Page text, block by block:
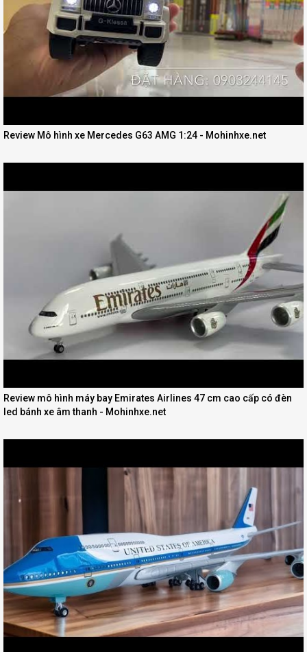
Review Mô hình xe Mercedes G63 AMG 1:24 - Mohinhxe.net
Review mô hình máy bay Emirates Airlines 47 cm cao cấp có đèn
led bánh xe âm thanh - Mohinhxe.net